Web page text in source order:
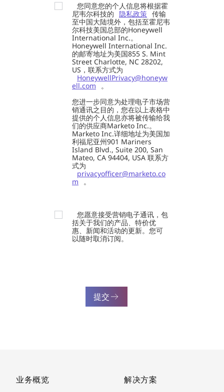
您同意您的个人信息将根据霍
尼韦尔科技的 隐私政策 传输
至中国大陆境外，包括至霍尼韦
尔科技美国总部的Honeywell
International Inc.。
Honeywell International Inc.
的邮寄地址为美国855 S. Mint
Street Charlotte, NC 28202,
US，联系方式为
HoneywellPrivacy@honeyw
ell.com
。
您进一步同意为处理电子市场营
销通讯之目的，您在以上表格中
提供的个人信息亦将被传输给我
们的供应商Marketo Inc.。
Marketo Inc.详细地址为美国加
利福尼亚州901 Mariners
Island Blvd., Suite 200, San
Mateo, CA 94404, USA 联系方
式为
privacyofficer@marketo.co
m 。
您愿意接受营销电子通讯，包
括关于我们的产品、特价优
惠、新闻和活动的更新。您可
以随时取消订阅。
提交
业务概览
解决方案